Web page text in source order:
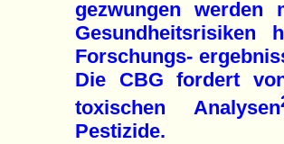
gezwungen werden
Forschungs-
Die CBG fordert
toxischen Analysen
Pestizide.